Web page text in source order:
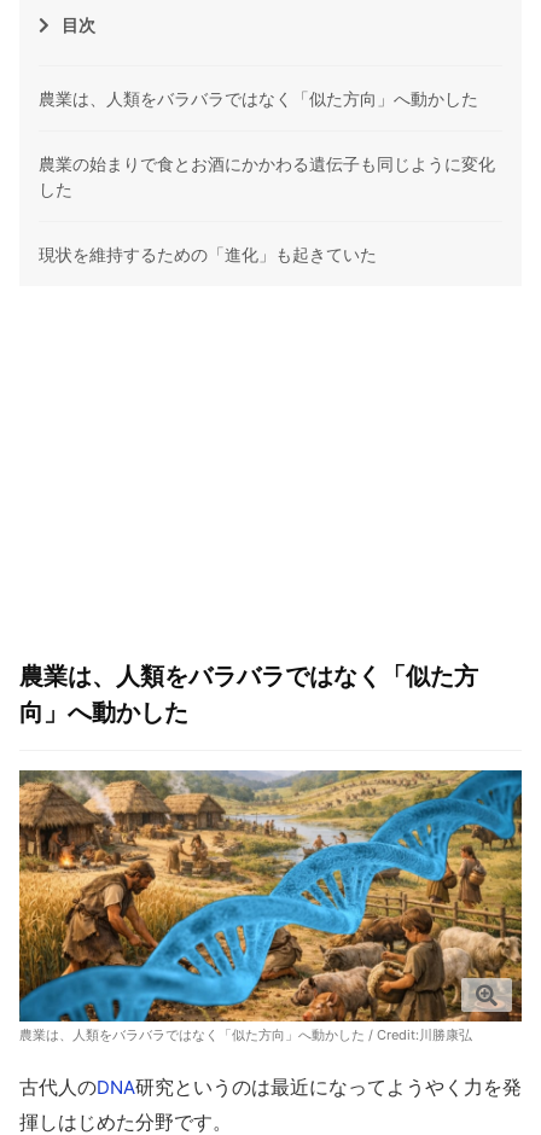
目次
農業は、人類をバラバラではなく「似た方向」へ動かした
農業の始まりで食とお酒にかかわる遺伝子も同じように変化
した
現状を維持するための「進化」も起きていた
農業は、人類をバラバラではなく「似た方
向」へ動かした
農業は、人類をバラバラではなく「似た方向」へ動かした / Credit:川勝康弘
古代人のDNA研究というのは最近になってようやく力を発
揮しはじめた分野です。